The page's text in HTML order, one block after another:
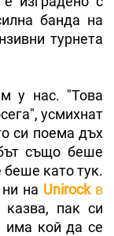
банда на
турнета
у нас. "Това
усмихнат
си поема дъх
също беше
като тук.
на Unirockв
пак си
има кой да се